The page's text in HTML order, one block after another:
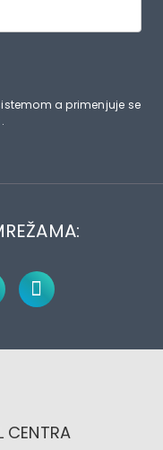
a primenjuje se
.
CENTRA